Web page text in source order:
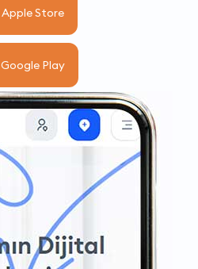
Apple Store
Google Play